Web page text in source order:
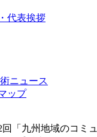
代表挨拶
ニュース
ップ
回「九州地域のコミ